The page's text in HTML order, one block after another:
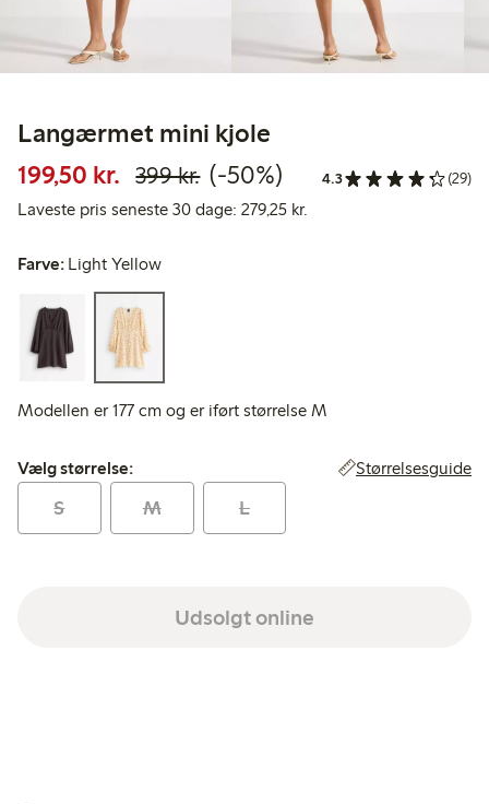
Langærmet mini kjole
199,50 kr. Nedsat pris: 199,50 kr.
399 kr.Normalpris: 399,00 kr.
50 % rabat
(-50%) 4.3 (29)
Laveste pris seneste 30 dage: 279,25 kr.
Farve: Light Yellow
Modellen er 177 cm og er iført størrelse M
Vælg størrelse:
Vælg størrelse: Størrelsesguide
S M L
Udsolgt online